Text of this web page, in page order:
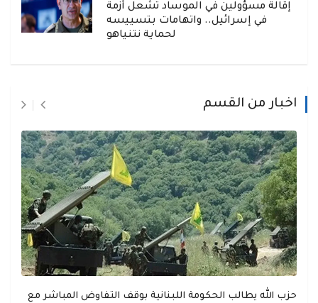
إقالة مسؤولين في الموساد تشعل أزمة
في إسرائيل.. واتهامات بتسييسه
لحماية نتنياهو
اخبار من القسم
حزب الله يطالب الحكومة اللبنانية بوقف التفاوض المباشر مع